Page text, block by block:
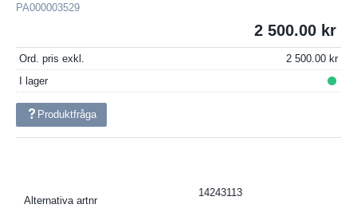
PA000003529
2 500.00
Ord. pris exkl.
2 500.00
I lager
Produktfråga
Alternativa artnr
14243113